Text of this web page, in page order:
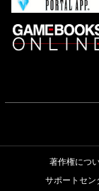
著作権につ
サポートセン